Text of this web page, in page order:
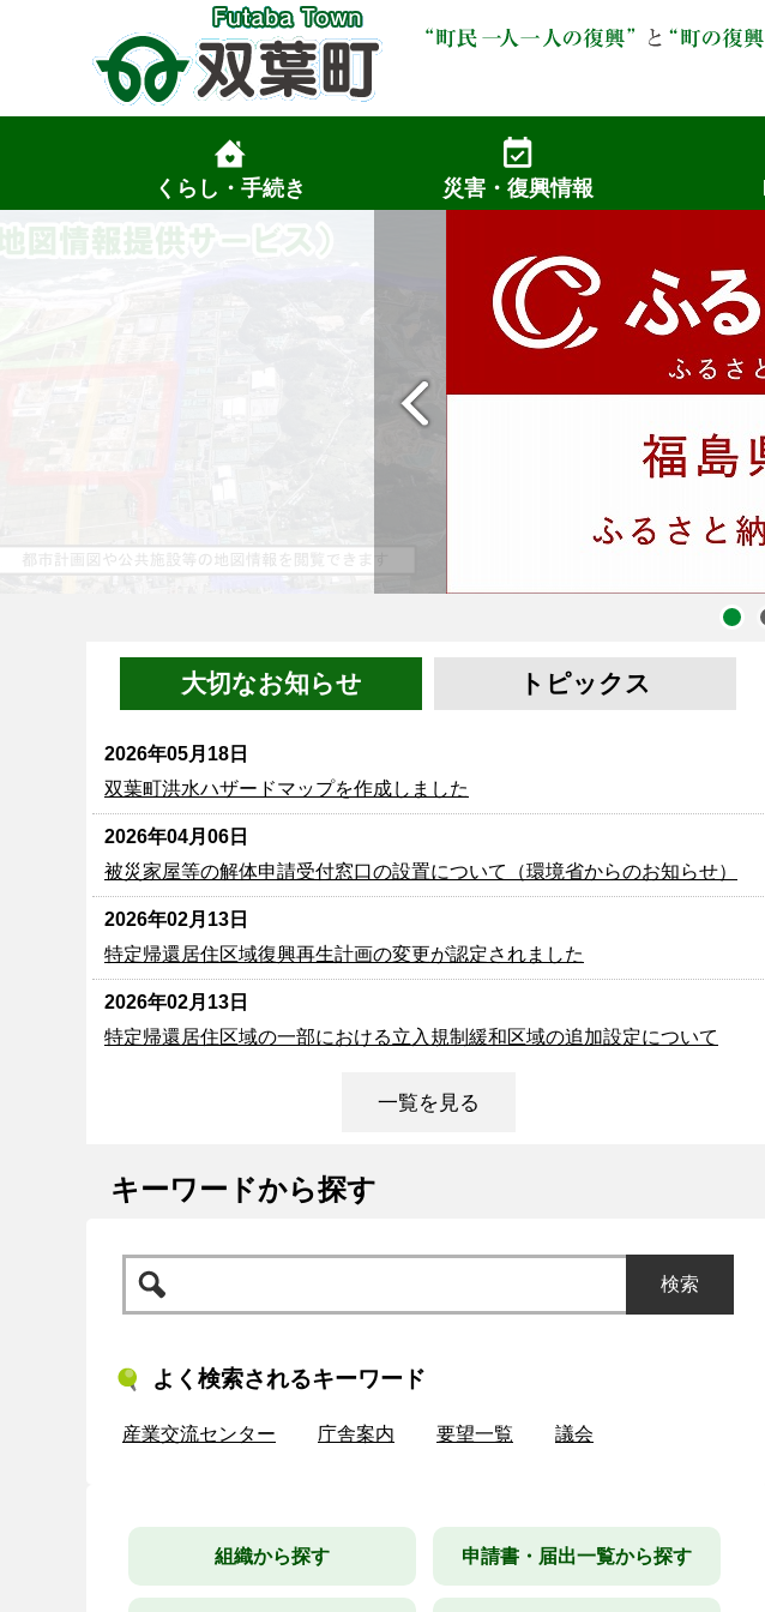
くらし・手続き 災害・復興情報
大切なお知らせ トピックス
2026年05月18日
双葉町洪水ハザードマップを作成しました
2026年04月06日
被災家屋等の解体申請受付窓口の設置について（環境省からのお知らせ）
2026年02月13日
特定帰還居住区域復興再生計画の変更が認定されました
2026年02月13日
特定帰還居住区域の一部における立入規制緩和区域の追加設定について
一覧を見る
キーワードから探す
よく検索されるキーワード
産業交流センター 庁舎案内 要望一覧 議会
組織から探す 申請書・届出一覧から探す